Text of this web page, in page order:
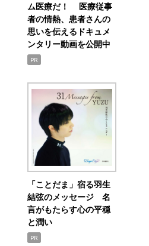
ム医療だ！ 医療従事
者の情熱、患者さんの
思いを伝えるドキュメ
ンタリー動画を公開中
PR
「ことだま」宿る羽生
結弦のメッセージ 名
言がもたらす心の平穏
と潤い
PR